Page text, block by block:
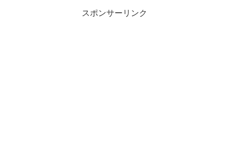
スポンサーリンク